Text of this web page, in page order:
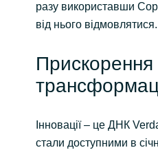
разу використавши
від нього відмовлятися.
Прискорення
Інновації – це ДНК
стали доступними в